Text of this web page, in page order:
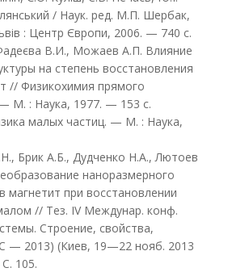
/ Наук. ред. М.П. Шербак,
: Центр Європи, 2006. — 740 с.
В.И., Можаев А.П. Влияние
на степень восстановления
// Физикохимия прямого
М. : Наука, 1977. — 153 с.
малых частиц. — М. : Наука,
Брик А.Б., Дудченко Н.А., Лютоев
наноразмерного
магнетит при восстановлении
// Тез. IV Междунар. конф.
Строение, свойства,
— 2013) (Киев, 19—22 нояб. 2013
105.